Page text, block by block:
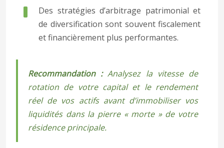
Des stratégies d’arbitrage patrimonial et
de diversification sont souvent fiscalement
et financièrement plus performantes.
Recommandation :Analysez la vitesse de
rotation de votre capital et le rendement
réel de vos actifs avant d’immobiliser vos
liquidités dans la pierre « morte » de votre
résidence principale.